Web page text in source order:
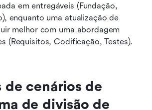
em entregáveis (Fundação,
enquanto uma atualização de
melhor com uma abordagem
(Requisitos, Codificação, Testes).
de cenários de
de divisão de